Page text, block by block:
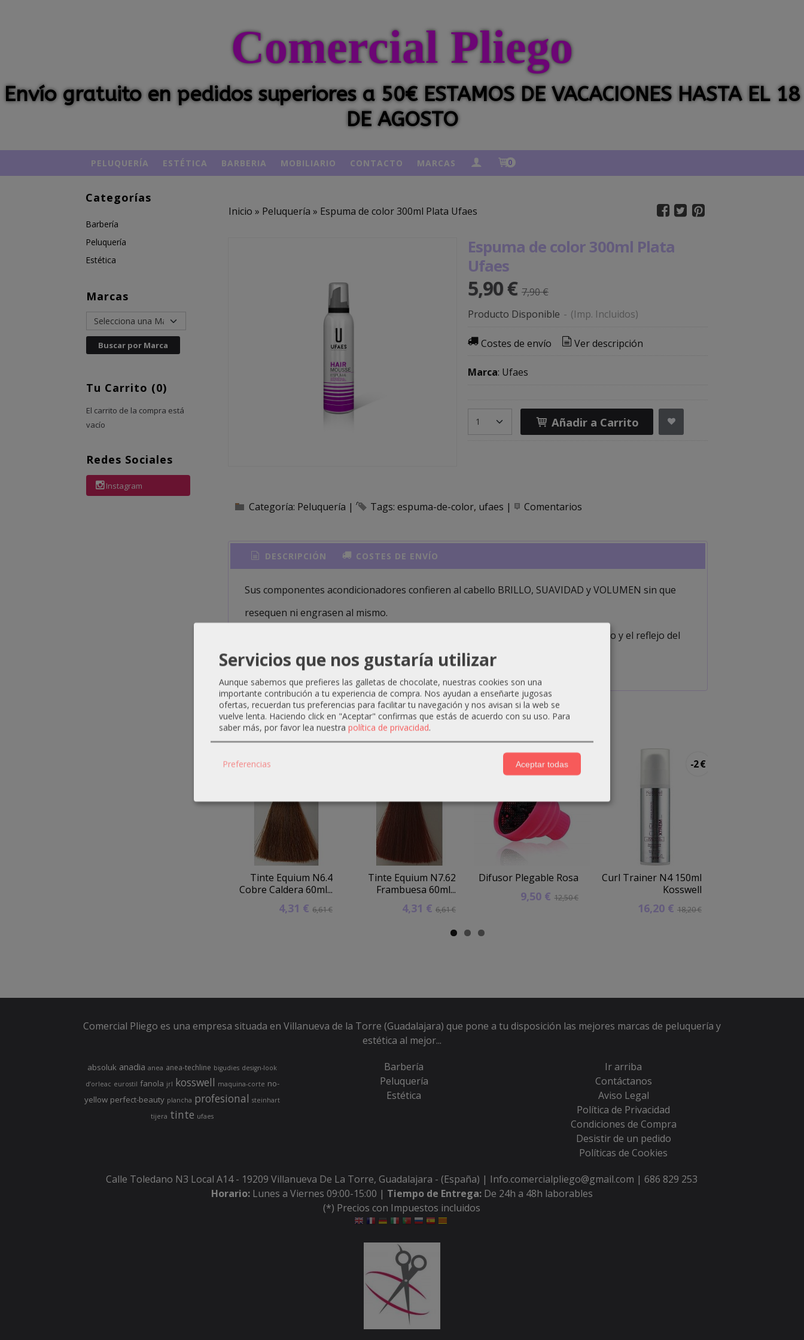
Comercial Pliego
Envío gratuito en pedidos superiores a 50€ ESTAMOS DE VACACIONES HASTA EL 18
DE AGOSTO
PELUQUERÍA ESTÉTICA BARBERIA MOBILIARIO CONTACTO MARCAS 0
Categorías
Barbería
Peluquería
Estética
Marcas
Tu Carrito (0)
El carrito de la compra está
vacío
Redes Sociales
Instagram
Inicio » Peluquería » Espuma de color 300ml Plata Ufaes
Espuma de color 300ml Plata
Ufaes
5,90 € 7,90 €
Producto Disponible - (Imp. Incluidos)
Costes de envío Ver descripción
Marca: Ufaes
Añadir a Carrito
Categoría: Peluquería | Tags: espuma-de-color ufaes | Comentarios
DESCRIPCIÓN COSTES DE ENVÍO
Sus componentes acondicionadores confieren al cabello BRILLO, SUAVIDAD y VOLUMEN sin que
resequen ni engrasen al mismo.
Consigue reavivar el color natural o teñido del cabello, pudiéndose corregir el tono y el reflejo del
mismo.
Productos Relacionados
Tinte Equium N6.4
Cobre Caldera 60ml...
4,31 €6,61 €
Tinte Equium N7.62
Frambuesa 60ml...
4,31 € 6,61 €
-3 €
Difusor Plegable Rosa
9,50 €12,50 €
-2 €
Curl Trainer N4 150ml
Kosswell
16,20 € 18,20 €
Comercial Pliego es una empresa situada en Villanueva de la Torre (Guadalajara) que pone a tu disposición las mejores marcas de peluquería y
estética al mejor...
absoluk anadia anea anea-techline bigudies design-look
d’orleac eurostil fanola jrl kosswell maquina-corte no-
yellow perfect-beauty plancha profesional steinhart
tijera tinte ufaes
Barbería
Peluquería
Estética
Ir arriba
Contáctanos
Aviso Legal
Política de Privacidad
Condiciones de Compra
Desistir de un pedido
Políticas de Cookies
Calle Toledano N3 Local A14 - 19209 Villanueva De La Torre, Guadalajara - (España) | Info.comercialpliego@gmail.com |686 829 253
Horario: Lunes a Viernes 09:00-15:00 | Tiempo de Entrega: De 24h a 48h laborables
(*) Precios con Impuestos incluidos
Servicios que nos gustaría utilizar
Aunque sabemos que prefieres las galletas de chocolate, nuestras cookies son una
importante contribución a tu experiencia de compra. Nos ayudan a enseñarte jugosas
ofertas, recuerdan tus preferencias para facilitar tu navegación y nos avisan si la web se
vuelve lenta. Haciendo click en "Aceptar" confirmas que estás de acuerdo con su uso. Para
saber más, por favor lea nuestra política de privacidad.
Preferencias Aceptar todas